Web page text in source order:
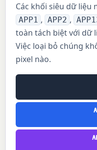
Các khối siêu dữ liệu
APP1 , APP2 ,
toàn tách biệt với dữ
Việc loại bỏ chúng
pixel nào.